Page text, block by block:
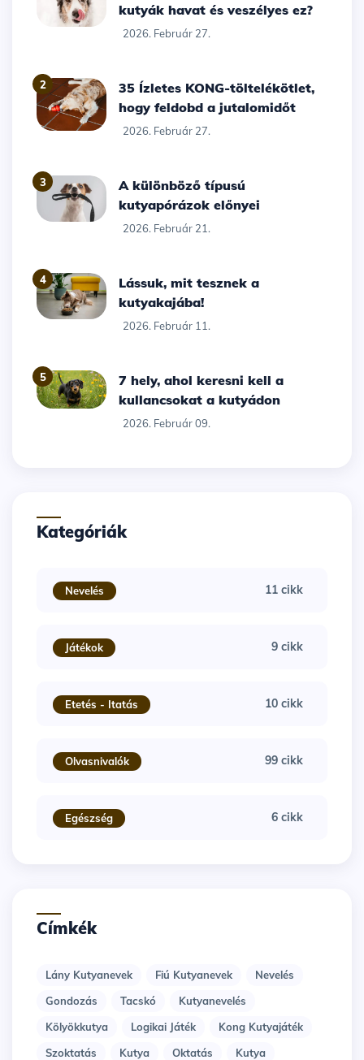
kutyák havat és veszélyes ez?
2026. Február 27.
2
35 Ízletes KONG-töltelékötlet,
hogy feldobd a jutalomidőt
2026. Február 27.
3
A különböző típusú
kutyapórázok előnyei
2026. Február 21.
4
Lássuk, mit tesznek a
kutyakajába!
2026. Február 11.
5
7 hely, ahol keresni kell a
kullancsokat a kutyádon
2026. Február 09.
Kategóriák
Nevelés 11 cikk
Játékok 9 cikk
Etetés - Itatás 10 cikk
Olvasnivalók 99 cikk
Egészség 6 cikk
Címkék
Lány Kutyanevek Fiú Kutyanevek
Nevelés
Gondozás
Tacskó
Kutyanevelés
Kölyökkutya
Logikai Játék
Kong Kutyajáték
Szoktatás
Kutya Oktatás Kutya